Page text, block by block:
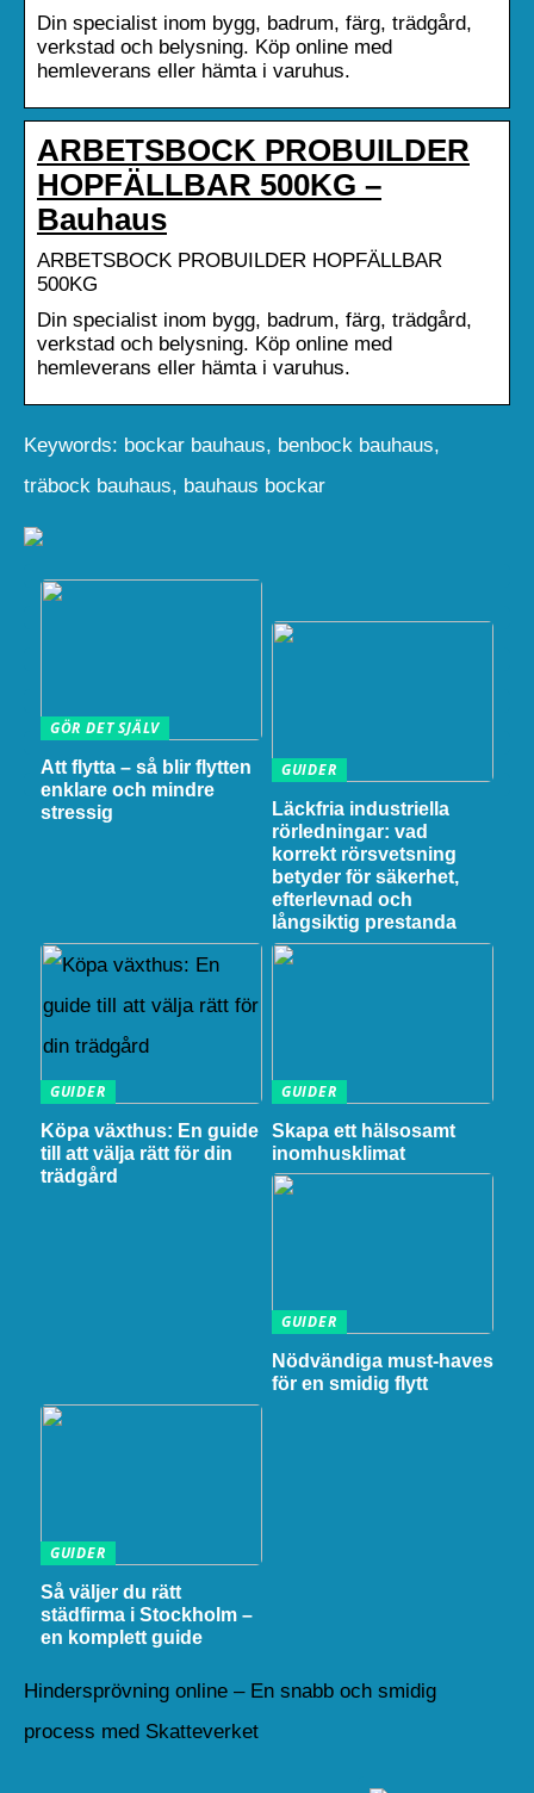
Din specialist inom bygg, badrum, färg, trädgård,
verkstad och belysning. Köp online med
hemleverans eller hämta i varuhus.
ARBETSBOCK PROBUILDER
HOPFÄLLBAR 500KG –
Bauhaus
ARBETSBOCK PROBUILDER HOPFÄLLBAR
500KG
Din specialist inom bygg, badrum, färg, trädgård,
verkstad och belysning. Köp online med
hemleverans eller hämta i varuhus.
Keywords: bockar bauhaus, benbock bauhaus,
träbock bauhaus, bauhaus bockar
GÖR DET SJÄLV
Att flytta – så blir flytten
enklare och mindre
stressig
GUIDER
Läckfria industriella
rörledningar: vad
korrekt rörsvetsning
betyder för säkerhet,
efterlevnad och
långsiktig prestanda
GUIDER
Köpa växthus: En guide
till att välja rätt för din
trädgård
GUIDER
Skapa ett hälsosamt
inomhusklimat
GUIDER
Nödvändiga must-haves
för en smidig flytt
GUIDER
Så väljer du rätt
städfirma i Stockholm –
en komplett guide
Hindersprövning online – En snabb och smidig
process med Skatteverket